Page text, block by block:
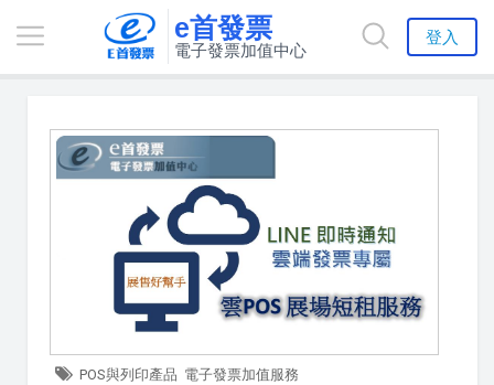
e首發票
電子發票加值中心
登入
POS與列印產品 電子發票加值服務